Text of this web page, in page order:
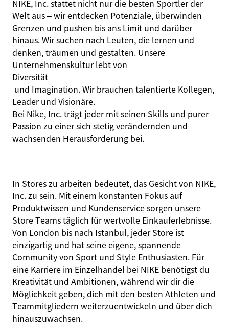
NIKE, Inc. stattet nicht nur die besten Sportler der
Welt aus – wir entdecken Potenziale, überwinden
Grenzen und pushen bis ans Limit und darüber
hinaus. Wir suchen nach Leuten, die lernen und
denken, träumen und gestalten. Unsere
Unternehmenskultur lebt von
Diversität
und Imagination. Wir brauchen talentierte Kollegen,
Leader und Visionäre.
Bei Nike, Inc. trägt jeder mit seinen Skills und purer
Passion zu einer sich stetig verändernden und
wachsenden Herausforderung bei.
In Stores zu arbeiten bedeutet, das Gesicht von NIKE,
Inc. zu sein. Mit einem konstanten Fokus auf
Produktwissen und Kundenservice sorgen unsere
Store Teams täglich für wertvolle Einkauferlebnisse.
Von London bis nach Istanbul, jeder Store ist
einzigartig und hat seine eigene, spannende
Community von Sport und Style Enthusiasten. Für
eine Karriere im Einzelhandel bei NIKE benötigst du
Kreativität und Ambitionen, während wir dir die
Möglichkeit geben, dich mit den besten Athleten und
Teammitgliedern weiterzuentwickeln und über dich
hinauszuwachsen.